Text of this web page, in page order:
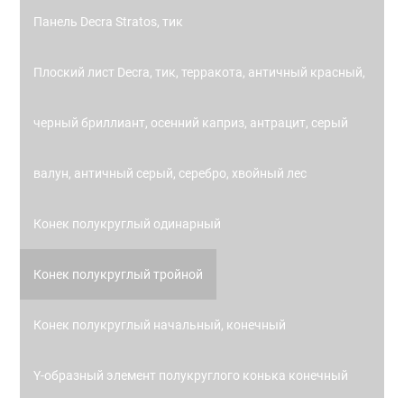
Панель Decra Stratos, тик
Плоский лист Decra, тик, терракота, античный красный,
черный бриллиант, осенний каприз, антрацит, серый
валун, античный серый, серебро, хвойный лес
Конек полукруглый одинарный
Конек полукруглый тройной
Конек полукруглый начальный, конечный
Y-образный элемент полукруглого конька конечный